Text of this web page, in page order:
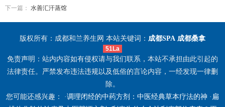
下一篇： 水善汇汗蒸馆
版权所有：成都和兰养生网 本站关键词： 成都SPA 成都桑拿
51La
免责声明：站内内容如有侵权请与我们联系，本站不承担由此引起的
法律责任。严禁发布违法违规以及低俗的言论内容，一经发现一律删
除。
您可能还感兴趣： ·调理闭经的中药方剂：中医经典草本疗法的神 · 扁